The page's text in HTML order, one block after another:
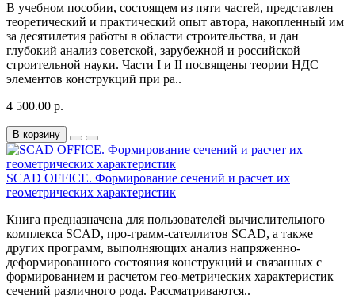
В учебном пособии, состоящем из пяти частей, представлен
теоретический и практический опыт автора, накопленный им
за десятилетия работы в области строительства, и дан
глубокий анализ советской, зарубежной и российской
строительной науки. Части I и II посвящены теории НДС
элементов конструкций при ра..
4 500.00 р.
В корзину
SCAD OFFICE. Формирование сечений и расчет их
геометрических характеристик
Книга предназначена для пользователей вычислительного
комплекса SCAD, про-грамм-сателлитов SCAD, а также
других программ, выполняющих анализ напряженно-
деформированного состояния конструкций и связанных с
формированием и расчетом гео-метрических характеристик
сечений различного рода. Рассматриваются..